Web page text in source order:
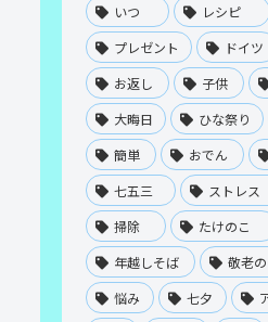
いつ
レシピ
プレゼント
ドイツ
お返し
子供
大晦日
ひな祭り
簡単
おでん
七五三
ストレス
掃除
たけのこ
年越しそば
敬老
悩み
七夕